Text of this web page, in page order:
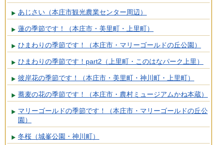
あじさい（本庄市観光農業センター周辺）
蓮の季節です！（本庄市・美里町・上里町）
ひまわりの季節です！（本庄市・マリーゴールドの丘公園）
ひまわりの季節です！part2（上里町・このはなパーク上里）
彼岸花の季節です！（本庄市・美里町・神川町・上里町）
蕎麦の花の季節です！（本庄市・農村ミュージアムかね本蔵）
マリーゴールドの季節です！（本庄市・マリーゴールドの丘公
園）
冬桜（城峯公園・神川町）